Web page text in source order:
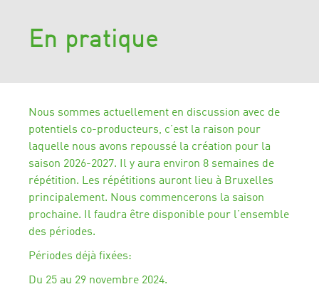
En pratique
Nous sommes actuellement en discussion avec de
potentiels co-producteurs, c’est la raison pour
laquelle nous avons repoussé la création pour la
saison 2026-2027. Il y aura environ 8 semaines de
répétition. Les répétitions auront lieu à Bruxelles
principalement. Nous commencerons la saison
prochaine. Il faudra être disponible pour l’ensemble
des périodes.
Périodes déjà fixées:
Du 25 au 29 novembre 2024.